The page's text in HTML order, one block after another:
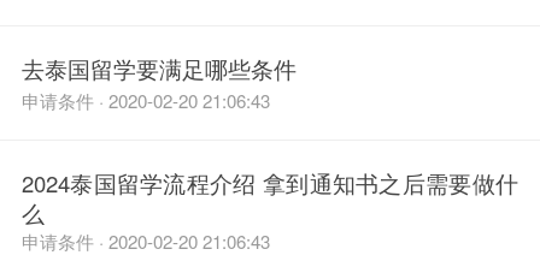
去泰国留学要满足哪些条件
申请条件 · 2020-02-20 21:06:43
2024泰国留学流程介绍 拿到通知书之后需要做什
么
申请条件 · 2020-02-20 21:06:43